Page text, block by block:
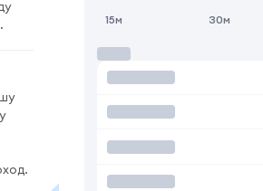
15м 30м